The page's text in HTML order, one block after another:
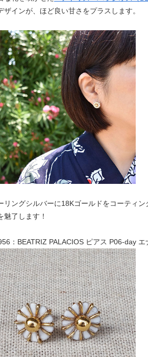
ザインが、ほど良い甘さをプラスします。
リングシルバーに18Kゴールドをコーティ
魅了します！
：BEATRIZ PALACIOS ピアス P06-day エ